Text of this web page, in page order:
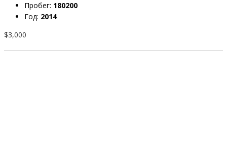
Пробег: 180200
Год: 2014
$3,000